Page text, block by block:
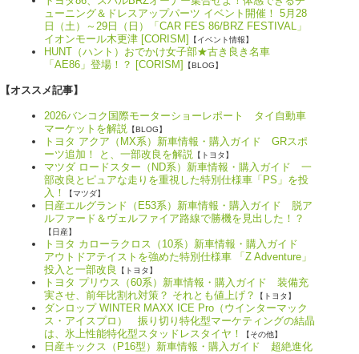
ューニング＆ドレスアップパーツ イベント開催！ 5月28
日（土）～29日（日）「CAR FES 86/BRZ FESTIVAL」
イオンモール木更津 [CORISM]
【イベント情報】
HUNT（ハント）おでかけ女子部★古き良き名車
「AE86」登場！？ [CORISM]
【BLOG】
【オススメ記事】
2026バンコク国際モーターショーレポート タイ自動車
マーケットを解説 【BLOG】
トヨタ アクア（MX系）新車情報・購入ガイド GRスポ
ーツ追加！ と、一部改良を解説 【トヨタ】
マツダ ロードスター（ND系）新車情報・購入ガイド 一
部改良とピュアな走りを重視した特別仕様車「PS」を投
入！
【マツダ】
日産エルグランド（E53系）新車情報・購入ガイド 脱ア
ルファード＆ヴェルファイア路線で勝機を見出した！？
【日産】
トヨタ カローラクロス（10系）新車情報・購入ガイド
アウトドアテイストを強めた特別仕様車 「Z Adventure」
投入と一部改良
【トヨタ】
トヨタ プリウス（60系）新車情報・購入ガイド 装備充
実させ、前年比割れ対策？ それとも値上げ？
【トヨタ】
ダンロップ WINTER MAXX ICE Pro（ウインターマック
ス・アイスプロ） 振り切り特化型マーケティングの結晶
は、氷上性能特化型スタッドレスタイヤ！
【その他】
日産キックス（P16型）新車情報・購入ガイド 超絶進化